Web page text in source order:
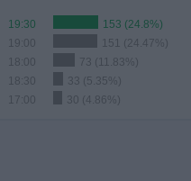
19:30
153 (24.8%)
19:00
151 (24.47%)
18:00
73 (11.83%)
18:30
33 (5.35%)
17:00
30 (4.86%)